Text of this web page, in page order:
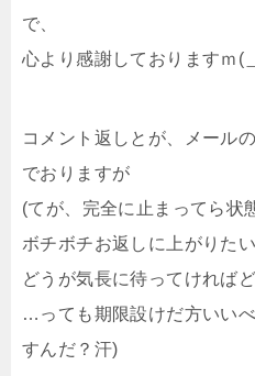
で、
心より感謝しておりますｍ(
コメント返しとが、メール
でおりますが
(てが、完全に止まってら状
ボチボチお返しに上がりた
どうが気長に待ってければ
…っても期限設けだ方いい
すんだ？汗)